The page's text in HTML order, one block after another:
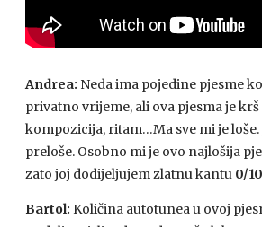
Andrea: Neda ima pojedine pjesme
privatno vrijeme, ali ova pjesma je krš
kompozicija, ritam…Ma sve mi je loše.
preloše. Osobno mi je ovo najlošija
zato joj dodijeljujem zlatnu kantu 0/10
Bartol: Količina autotunea u ovoj